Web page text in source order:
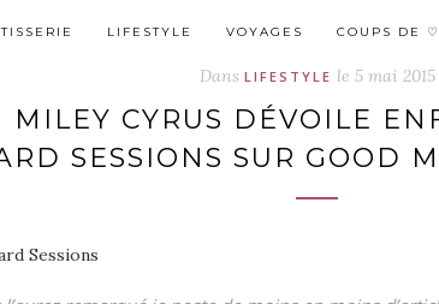
LIFESTYLE VOYAGES COUPS DE ♡
Dans LIFESTYLE le 5 mai 2015
MILEY CYRUS DÉVOILE
SESSIONS SUR GOOD